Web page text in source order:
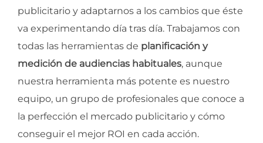
publicitario y adaptarnos a los cambios que éste
va experimentando día tras día. Trabajamos con
todas las herramientas de planificación y
medición de audiencias habituales, aunque
nuestra herramienta más potente es nuestro
equipo, un grupo de profesionales que conoce a
la perfección el mercado publicitario y cómo
conseguir el mejor ROI en cada acción.